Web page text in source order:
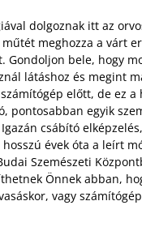
dolgoznak itt az
meghozza a várt
Gondoljon bele, hogy
látáshoz és megint
előtt, de ez a
pontosabban egyik
csábító
évek óta a leírt
Szemészeti
Önnek abban,
vagy